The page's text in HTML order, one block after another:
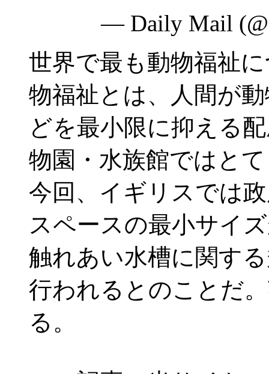
— Daily Mail
世界で最も動物福祉
物福祉とは、人間が
どを最小限に抑える
物園・水族館ではと
今回、イギリスでは
スペースの最小サイ
触れあい水槽に関す
行われるとのことだ
る。